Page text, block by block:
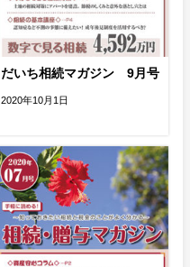
だいち相続マガジン 9月号
2020年10月1日